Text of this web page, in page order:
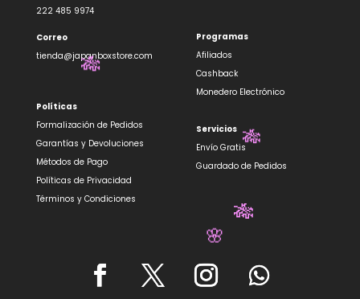
222 485 9974
Correo
tienda@japanboxstore.com
Políticas
Formalización de Pedidos
Garantías y Devoluciones
Métodos de Pago
Políticas de Privacidad
Términos y Condiciones
Programas
Afiliados
Cashback
Monedero Electrónico
Servicios
Envío Gratis
Guardado de Pedidos
🎋
🌸